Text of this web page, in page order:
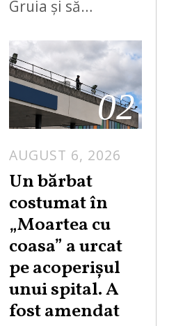
Gruia și să…
02
AUGUST 6, 2026
Un bărbat
costumat în
„Moartea cu
coasa” a urcat
pe acoperișul
unui spital. A
fost amendat